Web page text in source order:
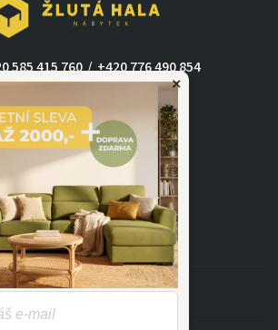
585 415 760 / +420 776 490 854
dotazy@zlutahala.cz
KATEGORIE
×